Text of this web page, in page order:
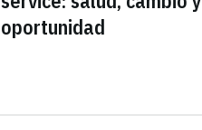
oportunidad